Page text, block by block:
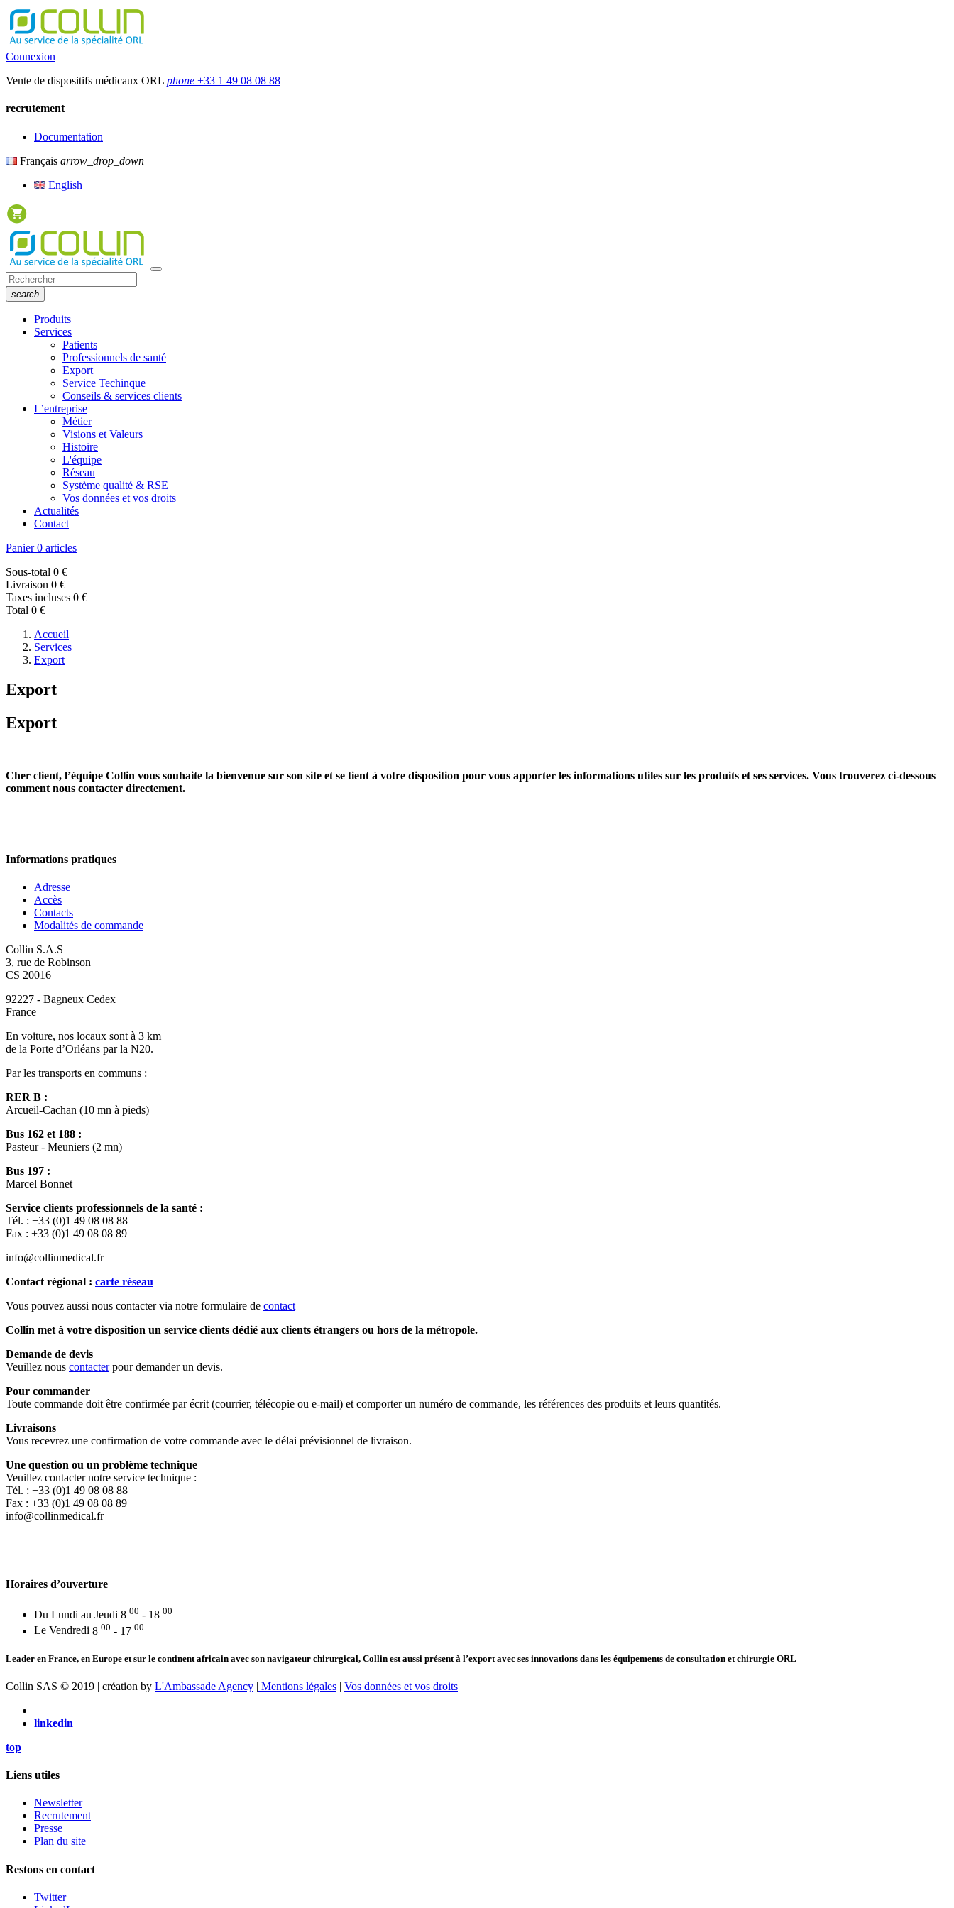
Connexion
Vente de dispositifs médicaux ORL phone +33 1 49 08 08 88
recrutement
Documentation
Français arrow_drop_down
English
search
Produits
Services
Patients
Professionnels de santé
Export
Service Techinque
Conseils & services clients
L’entreprise
Métier
Visions et Valeurs
Histoire
L'équipe
Réseau
Système qualité & RSE
Vos données et vos droits
Actualités
Contact
Panier 0 articles
Sous-total 0 €
Livraison 0 €
Taxes incluses 0 €
Total 0 €
Accueil
Services
Export
Export
Export
Cher client, l’équipe Collin vous souhaite la bienvenue sur son site et se tient à votre disposition pour vous apporter les informations utiles sur les produits et ses services. Vous trouverez ci-dessous
comment nous contacter directement.
Informations pratiques
Adresse
Accès
Contacts
Modalités de commande
Collin S.A.S
3, rue de Robinson
CS 20016
92227 - Bagneux Cedex
France
En voiture, nos locaux sont à 3 km
de la Porte d’Orléans par la N20.
Par les transports en communs :
RER B :
Arcueil-Cachan (10 mn à pieds)
Bus 162 et 188 :
Pasteur - Meuniers (2 mn)
Bus 197 :
Marcel Bonnet
Service clients professionnels de la santé :
Tél. : +33 (0)1 49 08 08 88
Fax : +33 (0)1 49 08 08 89
info@collinmedical.fr
Contact régional : carte réseau
Vous pouvez aussi nous contacter via notre formulaire de contact
Collin met à votre disposition un service clients dédié aux clients étrangers ou hors de la métropole.
Demande de devis
Veuillez nous contacterpour demander un devis.
Pour commander
Toute commande doit être confirmée par écrit (courrier, télécopie ou e-mail) et comporter un numéro de commande, les références des produits et leurs quantités.
Livraisons
Vous recevrez une confirmation de votre commande avec le délai prévisionnel de livraison.
Une question ou un problème technique
Veuillez contacter notre service technique :
Tél. : +33 (0)1 49 08 08 88
Fax : +33 (0)1 49 08 08 89
info@collinmedical.fr
Horaires d’ouverture
Du Lundi au Jeudi 8 00 - 18 00
Le Vendredi 8 00 - 17 00
Leader en France, en Europe et sur le continent africain avec son navigateur chirurgical, Collin est aussi présent à l’export avec ses innovations dans les équipements de consultation et chirurgie ORL
Collin SAS © 2019 | création by L'Ambassade Agency | Mentions légales | Vos données et vos droits
linkedin
top
Liens utiles
Newsletter
Recrutement
Presse
Plan du site
Restons en contact
Twitter